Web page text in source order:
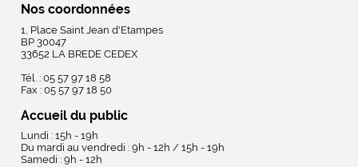
Nos coordonnées
1, Place Saint Jean d'Etampes
BP 30047
33652 LA BREDE CEDEX
Tél. : 05 57 97 18 58
Fax : 05 57 97 18 50
Accueil du public
Lundi : 15h - 19h
Du mardi au vendredi : 9h - 12h / 15h - 19h
Samedi : 9h - 12h